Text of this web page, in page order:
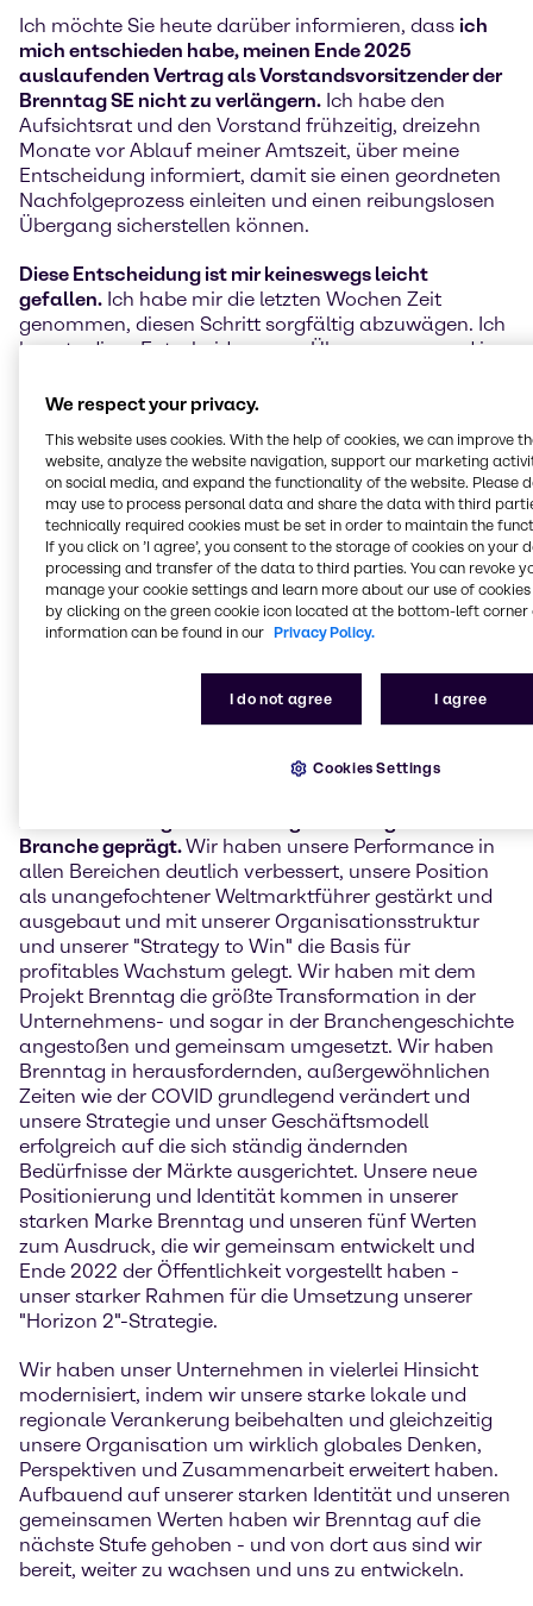
Ich möchte Sie heute darüber informieren, dass ich
mich entschieden habe, meinen Ende 2025
auslaufenden Vertrag als Vorstandsvorsitzender der
Brenntag SE nicht zu verlängern. Ich habe den
Aufsichtsrat und den Vorstand frühzeitig, dreizehn
Monate vor Ablauf meiner Amtszeit, über meine
Entscheidung informiert, damit sie einen geordneten
Nachfolgeprozess einleiten und einen reibungslosen
Übergang sicherstellen können.
Diese Entscheidung ist mir keineswegs leicht
gefallen. Ich habe mir die letzten Wochen Zeit
genommen, diesen Schritt sorgfältig abzuwägen. Ich
konnte diese Entscheidung aus Überzeugung und in
strategischen Weg in eine erfolgreiche Zukunft ist und
und umsichtigen Management geführt wird. Am Ende
meiner Amtszeit bei Brenntag werde ich 62 Jahre alt
sein und keine weiteren operativen
Führungsaufgaben in einem anderen Unternehmen
wahrnehmen.
Auch wenn bis zum Jahr 2025 noch viel Zeit bleibt,
möchteich mich an dieser Stelle beim gesamten
Brenntag-Team, bei Ihnen allen, für die loyale
Zusammenarbeit und das große Vertrauen bedanken,
das Sie mir entgegengebracht haben.
den letzten fünf Jahren gemeinsam Großes erreicht.
zukunftssicher gemacht und gleichzeitig unsere
Branche geprägt.Wir haben unsere Performance in
allen Bereichen deutlich verbessert, unsere Position
als unangefochtener Weltmarktführer gestärkt und
ausgebaut und mit unserer Organisationsstruktur
und unserer "Strategy to Win" die Basis für
profitables Wachstum gelegt. Wir haben mit dem
Projekt Brenntag die größte Transformation in der
Unternehmens- und sogar in der Branchengeschichte
angestoßen und gemeinsam umgesetzt. Wir haben
Brenntag in herausfordernden, außergewöhnlichen
Zeiten wie der COVID grundlegend verändert und
unsere Strategie und unser Geschäftsmodell
erfolgreich auf die sich ständig ändernden
Bedürfnisse der Märkte ausgerichtet. Unsere neue
Positionierung und Identität kommen in unserer
starken Marke Brenntag und unseren fünf Werten
zum Ausdruck, die wir gemeinsam entwickelt und
Ende 2022 der Öffentlichkeit vorgestellt haben -
unser starker Rahmen für die Umsetzung unserer
"Horizon 2"-Strategie.
Wir haben unser Unternehmen in vielerlei Hinsicht
modernisiert, indem wir unsere starke lokale und
regionale Verankerung beibehalten und gleichzeitig
unsere Organisation um wirklich globales Denken,
Perspektiven und Zusammenarbeit erweitert haben.
Aufbauend auf unserer starken Identität und unseren
gemeinsamen Werten haben wir Brenntag auf die
nächste Stufe gehoben - und von dort aus sind wir
bereit, weiter zu wachsen und uns zu entwickeln.
We respect your privacy.
This website uses cookies. With the help of cookies, we can improve
website, analyze the website navigation, support our marketing
on social media, and expand the functionality of the website. Please
may use to process personal data and share the data with third
technically required cookies must be set in order to maintain the
If you click on ’I agree’, you consent to the storage of cookies on your
processing and transfer of the data to third parties. You can revoke
manage your cookie settings and learn more about our use of cookies
by clicking on the green cookie icon located at the bottom-left corner
information can be found in our Privacy Policy.
I do not agree I agree
Cookies Settings